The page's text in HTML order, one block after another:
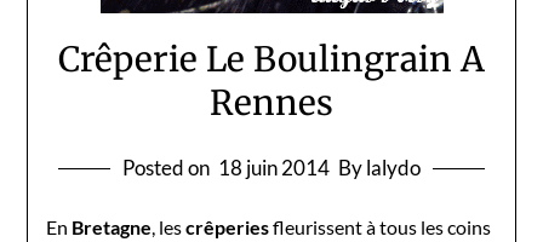
Crêperie Le Boulingrain A
Rennes
Posted on 18 juin 2014 By lalydo
En Bretagne, lescrêperiesfleurissent à tous les coins